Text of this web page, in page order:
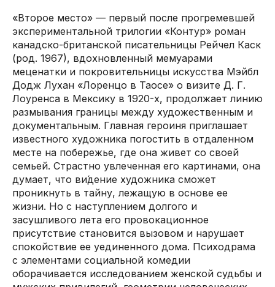
«Второе место» — первый после прогремевшей
экспериментальной трилогии «Контур» роман
канадско-британской писательницы Рейчел Каск
(род. 1967), вдохновленный мемуарами
меценатки и покровительницы искусства Мэйбл
Додж Лухан «Лоренцо в Таосе» о визите Д. Г.
Лоуренса в Мексику в 1920-х, продолжает линию
размывания границы между художественным и
документальным. Главная героиня приглашает
известного художника погостить в отдаленном
месте на побережье, где она живет со своей
семьей. Страстно увлеченная его картинами, она
думает, что ви́дение художника сможет
проникнуть в тайну, лежащую в основе ее
жизни. Но с наступлением долгого и
засушливого лета его провокационное
присутствие становится вызовом и нарушает
спокойствие ее уединенного дома. Психодрама
с элементами социальной комедии
оборачивается исследованием женской судьбы и